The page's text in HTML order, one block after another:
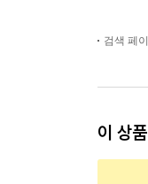
검색 페
이 상